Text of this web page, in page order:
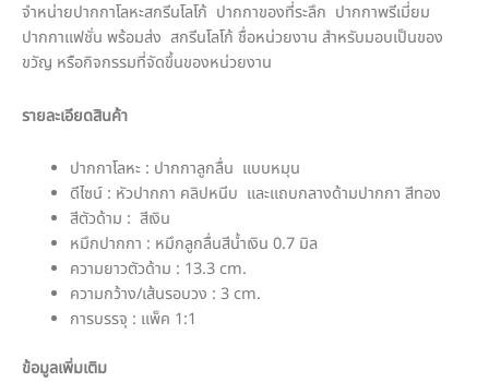
จำหน่ายปากกาโลหะสกรีนโลโก้ ปากกาของที่ระลึก ปากกาพรีเมี่ยม
ปากกาแฟชั่น พร้อมส่ง สกรีนโลโก้ ชื่อหน่วยงาน สำหรับมอบเป็นของ
ขวัญ หรือกิจกรรมที่จัดขึ้นของหน่วยงาน
รายละเอียดสินค้า
ปากกาโลหะ : ปากกาลูกลื่น แบบหมุน
ดีไซน์ : หัวปากกา คลิปหนีบ และแถบกลางด้ามปากกา สีทอง
สีตัวด้าม : สีเงิน
หมึกปากกา : หมึกลูกลื่นสีน้ำเงิน 0.7 มิล
ความยาวตัวด้าม : 13.3 cm.
ความกว้าง/เส้นรอบวง : 3 cm.
การบรรจุ : แพ็ค 1:1
ข้อมูลเพิ่มเติม